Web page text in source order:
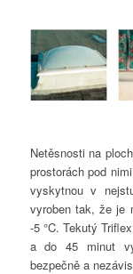
Netěsnosti na
prostorách pod
vyskytnou v
vyroben tak, že je
-5 °C. Tekutý
a do 45 minut
bezpečně a